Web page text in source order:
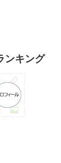
キング